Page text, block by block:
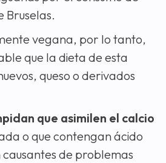
Bruselas.
vegana, por lo tanto,
que la dieta de esta
queso o derivados
que asimilen el calcio
o que contengan ácido
de problemas